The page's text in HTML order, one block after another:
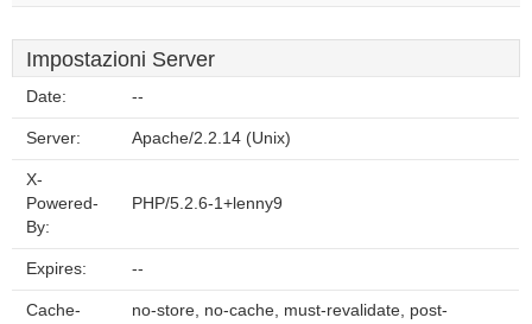
Impostazioni Server
Date: --
Server: Apache/2.2.14 (Unix)
X-
Powered-
By:
PHP/5.2.6-1+lenny9
Expires: --
Cache-
no-store, no-cache, must-revalidate, post-